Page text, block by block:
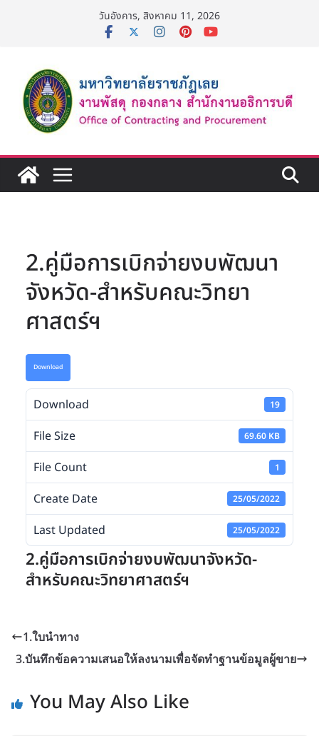
วันอังคาร, สิงหาคม 11, 2026
2.คู่มือการเบิกจ่ายงบพัฒนา
จังหวัด-สำหรับคณะวิทยา
ศาสตร์ฯ
Download
Download 19
File Size 69.60 KB
File Count 1
Create Date 25/05/2022
Last Updated 25/05/2022
2.คู่มือการเบิกจ่ายงบพัฒนาจังหวัด-
สำหรับคณะวิทยาศาสตร์ฯ
1.ใบนำทาง
3.บันทึกข้อความเสนอให้ลงนามเพื่อจัดทำฐานข้อมูลผู้ขาย
You May Also Like